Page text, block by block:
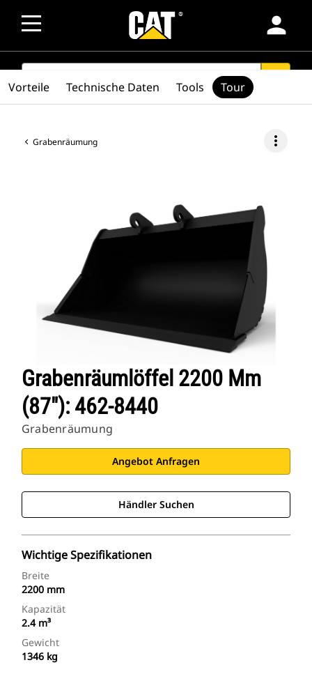
person
SEARCH
Grabenräumung more_vert
Grabenräumlöffel 2200 Mm
(87"): 462-8440
Grabenräumung
Angebot Anfragen
Händler Suchen
Wichtige Spezifikationen
Breite
2200 mm
Kapazität
2.4 m³
Gewicht
1346 kg
Vorteile Technische Daten Tools Tour